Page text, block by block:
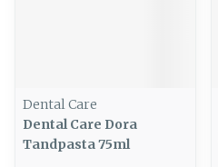
Dental Care
Dental Care Dora
Tandpasta 75ml